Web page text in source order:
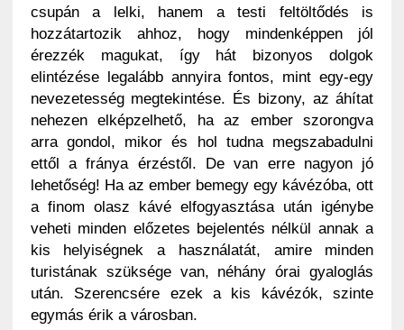
csupán a lelki, hanem a testi feltöltődés is
hozzátartozik ahhoz, hogy mindenképpen jól
érezzék magukat, így hát bizonyos dolgok
elintézése legalább annyira fontos, mint egy-egy
nevezetesség megtekintése. És bizony, az áhítat
nehezen elképzelhető, ha az ember szorongva
arra gondol, mikor és hol tudna megszabadulni
ettől a fránya érzéstől. De van erre nagyon jó
lehetőség! Ha az ember bemegy egy kávézóba, ott
a finom olasz kávé elfogyasztása után igénybe
veheti minden előzetes bejelentés nélkül annak a
kis helyiségnek a használatát, amire minden
turistának szüksége van, néhány órai gyaloglás
után. Szerencsére ezek a kis kávézók, szinte
egymás érik a városban.